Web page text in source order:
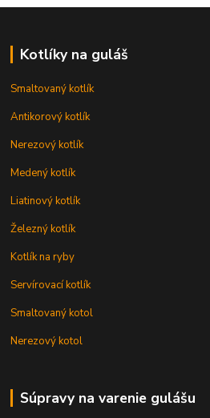
Kotlíky na guláš
Smaltovaný kotlík
Antikorový kotlík
Nerezový kotlík
Medený kotlík
Liatinový kotlík
Železný kotlík
Kotlík na ryby
Servírovací kotlík
Smaltovaný kotol
Nerezový kotol
Súpravy na varenie gulášu